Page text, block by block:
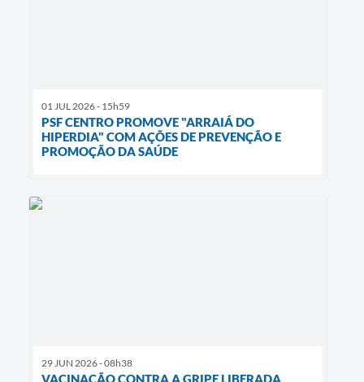
01 JUL 2026 - 15h59
PSF CENTRO PROMOVE "ARRAIÁ DO
HIPERDIA" COM AÇÕES DE PREVENÇÃO E
PROMOÇÃO DA SAÚDE
29 JUN 2026 - 08h38
VACINAÇÃO CONTRA A GRIPE LIBERADA